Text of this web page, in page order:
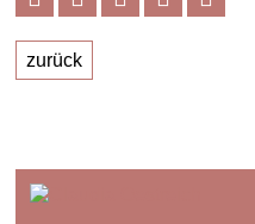
zurück